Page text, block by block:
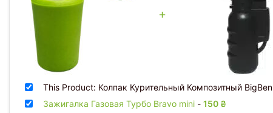
+
This Product: Колпак Курительный Композитный BigBen
Зажигалка Газовая Турбо Bravo mini - 150 ₴